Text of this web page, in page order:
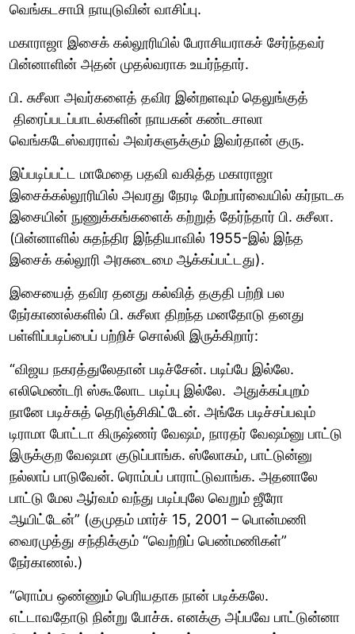
வெங்கடசாமி நாயுடுவின் வாசிப்பு.
மகாராஜா இசைக் கல்லூரியில் பேராசியராகச் சேர்ந்தவர்
பின்னாளின் அதன் முதல்வராக உயர்ந்தார்.
பி. சுசீலா அவர்களைத் தவிர இன்றளவும் தெலுங்குத்
திரைப்படப்பாடல்களின் நாயகன் கண்டசாலா
வெங்கடேஸ்வரராவ் அவர்களுக்கும் இவர்தான் குரு.
இப்படிப்பட்ட மாமேதை பதவி வகித்த மகாராஜா
இசைக்கல்லூரியில் அவரது நேரடி மேற்பார்வையில் கர்நாடக
இசையின் நுணுக்கங்களைக் கற்றுத் தேர்ந்தார் பி. சுசீலா.
(பின்னாளில் சுதந்திர இந்தியாவில் 1955-இல் இந்த
இசைக் கல்லூரி அரசுடைமை ஆக்கப்பட்டது).
இசையைத் தவிர தனது கல்வித் தகுதி பற்றி பல
நேர்காணல்களில் பி. சுசீலா திறந்த மனதோடு தனது
பள்ளிப்படிப்பைப் பற்றிச் சொல்லி இருக்கிறார்:
“விஜய நகரத்துலேதான் படிச்சேன். படிப்பே இல்லே.
எலிமெண்டரி ஸ்கூலோட படிப்பு இல்லே. அதுக்கப்புறம்
நானே படிச்சுத் தெரிஞ்சிகிட்டேன். அங்கே படிச்சப்பவும்
டிராமா போட்டா கிருஷ்ணர் வேஷம், நாரதர் வேஷம்னு பாட்டு
இருக்குற வேஷமா குடுப்பாங்க. ஸ்லோகம், பாட்டுன்னு
நல்லாப் பாடுவேன். ரொம்பப் பாராட்டுவாங்க. அதனாலே
பாட்டு மேல ஆர்வம் வந்து படிப்புலே வெறும் ஜீரோ
ஆயிட்டேன்” (குமுதம் மார்ச் 15, 2001 – பொன்மணி
வைரமுத்து சந்திக்கும் “வெற்றிப் பெண்மணிகள்”
நேர்காணல்.)
“ரொம்ப ஒண்ணும் பெரியதாக நான் படிக்கலே.
எட்டாவதோடு நின்று போச்சு. எனக்கு அப்பவே பாட்டுன்னா